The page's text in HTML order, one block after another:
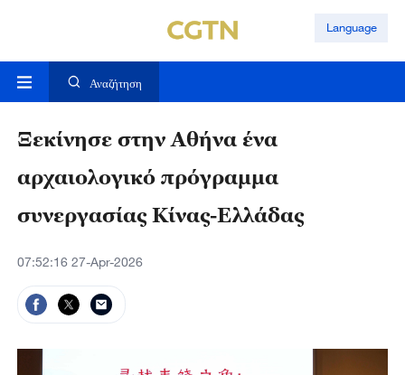
Language
Αναζήτηση
Ξεκίνησε στην Αθήνα ένα
αρχαιολογικό πρόγραμμα
συνεργασίας Κίνας-Ελλάδας
07:52:16 27-Apr-2026